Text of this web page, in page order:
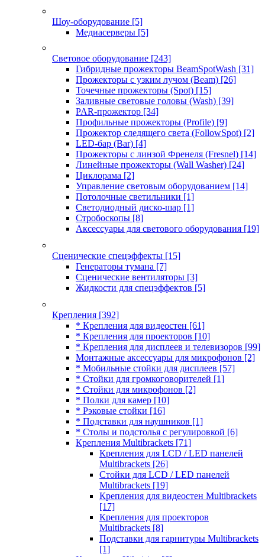
Шоу-оборудование [5]
Медиасерверы [5]
Световое оборудование [243]
Гибридные прожекторы BeamSpotWash [31]
Прожекторы с узким лучом (Beam) [26]
Точечные прожекторы (Spot) [15]
Заливные световые головы (Wash) [39]
PAR-прожектор [34]
Профильные прожекторы (Profile) [9]
Прожектор следящего света (FollowSpot) [2]
LED-бар (Bar) [4]
Прожекторы с линзой Френеля (Fresnel) [14]
Линейные прожекторы (Wall Washer) [24]
Циклорама [2]
Управление световым оборудованием [14]
Потолочные светильники [1]
Светодиодный диско-шар [1]
Стробоскопы [8]
Аксессуары для светового оборудования [19]
Сценические спецэффекты [15]
Генераторы тумана [7]
Сценические вентиляторы [3]
Жидкости для спецэффектов [5]
Крепления [392]
* Крепления для видеостен [61]
* Крепления для проекторов [10]
* Крепления для дисплеев и телевизоров [99]
Монтажные аксессуары для микрофонов [2]
* Мобильные стойки для дисплеев [57]
* Стойки для громкоговорителей [1]
* Стойки для микрофонов [2]
* Полки для камер [10]
* Рэковые стойки [16]
* Подставки для наушников [1]
* Столы и подстолья с регулировкой [6]
Крепления Multibrackets [71]
Крепления для LCD / LED панелей
Multibrackets [26]
Стойки для LCD / LED панелей
Multibrackets [19]
Крепления для видеостен Multibrackets
[17]
Крепления для проекторов
Multibrackets [8]
Подставки для гарнитуры Multibrackets
[1]